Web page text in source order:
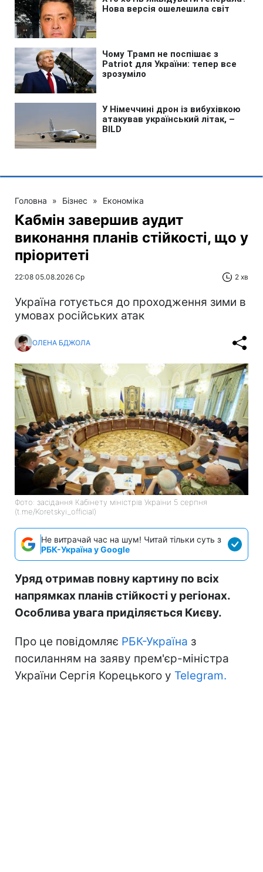
Головна » Бізнес » Економіка
Кабмін завершив аудит
виконання планів стійкості, що у
пріоритеті
22:08 05.08.2026 Ср 2 хв
Україна готується до проходження зими в
умовах російських атак
ОЛЕНА БДЖОЛА
Фото: засідання Кабінету міністрів України 5 серпня
(t.me/Koretskyi_official)
Не витрачай час на шум! Читай тільки суть з
РБК-Україна у Google
Уряд отримав повну картину по всіх
напрямках планів стійкості у регіонах.
Особлива увага приділяється Києву.
Про це повідомляє РБК-Україна з
посиланням на заяву прем'єр-міністра
України Сергія Корецького у Telegram.